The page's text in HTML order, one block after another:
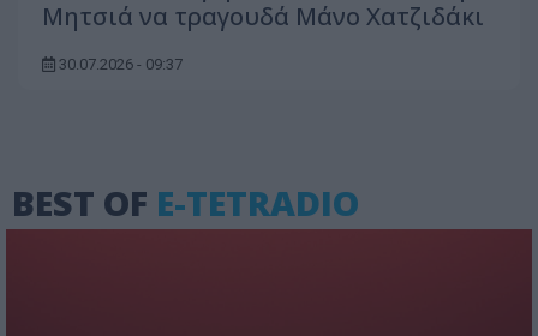
Μητσιά να τραγουδά Μάνο Χατζιδάκι
30.07.2026 - 09:37
BEST OF E-TETRADIO